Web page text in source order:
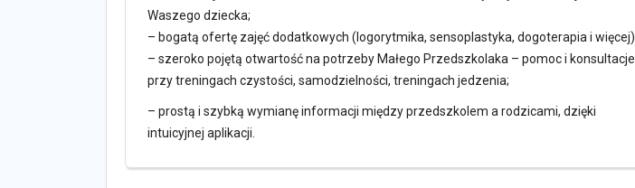
Waszego dziecka;
– bogatą ofertę zajęć dodatkowych (logorytmika, sensoplastyka, dogoterapia i więcej)
– szeroko pojętą otwartość na potrzeby Małego Przedszkolaka – pomoc i konsultacje
przy treningach czystości, samodzielności, treningach jedzenia;
– prostą i szybką wymianę informacji między przedszkolem a rodzicami, dzięki
intuicyjnej aplikacji.